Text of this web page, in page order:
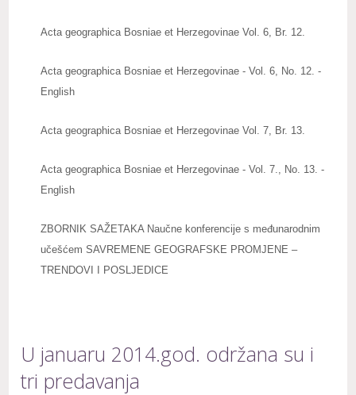
Acta geographica Bosniae et Herzegovinae Vol. 6, Br. 12.
Acta geographica Bosniae et Herzegovinae - Vol. 6, No. 12. -
English
Acta geographica Bosniae et Herzegovinae Vol. 7, Br. 13.
Acta geographica Bosniae et Herzegovinae - Vol. 7., No. 13. -
English
ZBORNIK SAŽETAKA Naučne konferencije s međunarodnim
učešćem SAVREMENE GEOGRAFSKE PROMJENE –
TRENDOVI I POSLJEDICE
U januaru 2014.god. održana su i
tri predavanja